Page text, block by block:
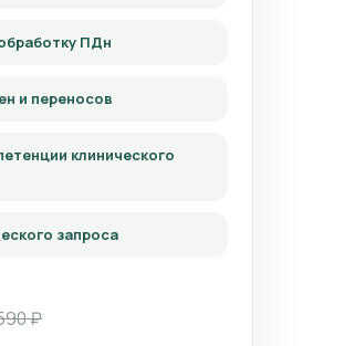
ПДн
и переносов
клинического
запроса
₽